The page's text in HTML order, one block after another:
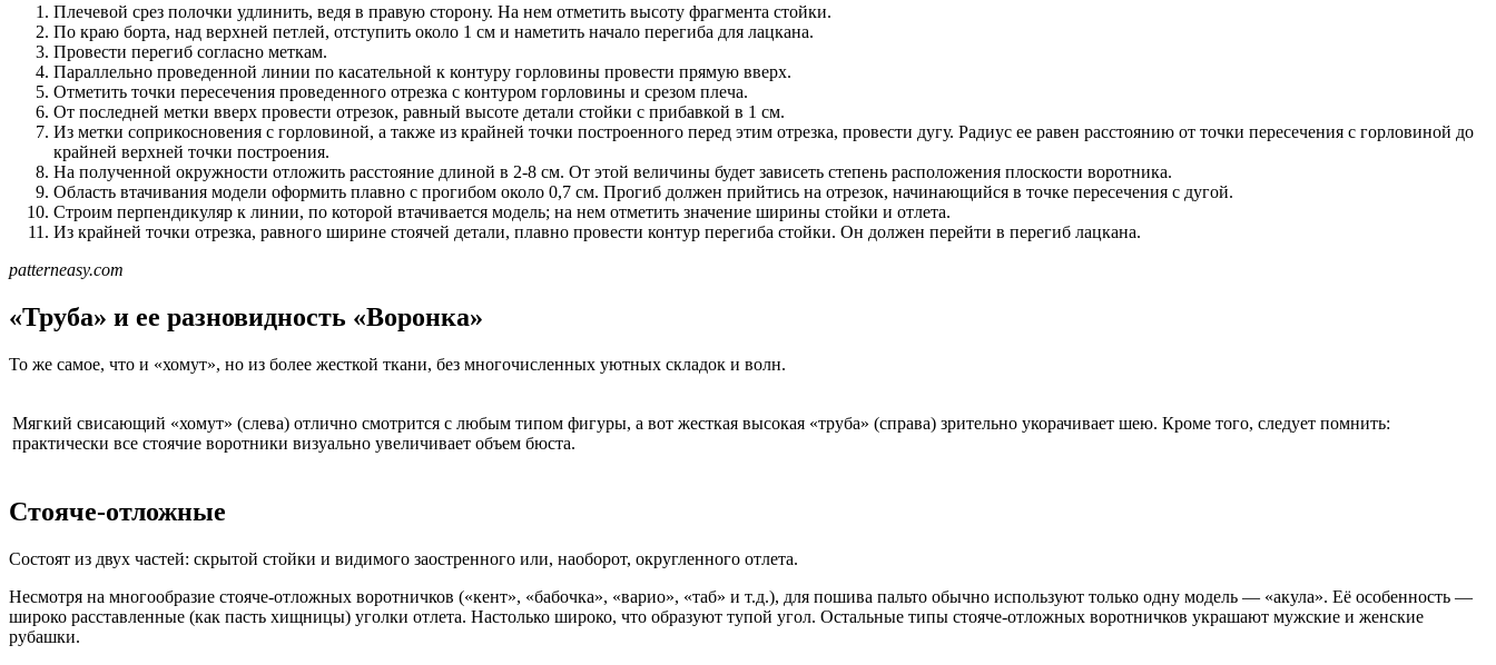
Плечевой срез полочки удлинить, ведя в правую сторону. На нем отметить высоту фрагмента стойки.
По краю борта, над верхней петлей, отступить около 1 см и наметить начало перегиба для лацкана.
Провести перегиб согласно меткам.
Параллельно проведенной линии по касательной к контуру горловины провести прямую вверх.
Отметить точки пересечения проведенного отрезка с контуром горловины и срезом плеча.
От последней метки вверх провести отрезок, равный высоте детали стойки с прибавкой в 1 см.
Из метки соприкосновения с горловиной, а также из крайней точки построенного перед этим отрезка, провести дугу. Радиус ее равен расстоянию от точки пересечения с горловиной до
крайней верхней точки построения.
На полученной окружности отложить расстояние длиной в 2-8 см. От этой величины будет зависеть степень расположения плоскости воротника.
Область втачивания модели оформить плавно с прогибом около 0,7 см. Прогиб должен прийтись на отрезок, начинающийся в точке пересечения с дугой.
Строим перпендикуляр к линии, по которой втачивается модель; на нем отметить значение ширины стойки и отлета.
Из крайней точки отрезка, равного ширине стоячей детали, плавно провести контур перегиба стойки. Он должен перейти в перегиб лацкана.
patterneasy.com
«Труба» и ее разновидность «Воронка»
То же самое, что и «хомут», но из более жесткой ткани, без многочисленных уютных складок и волн.
Мягкий свисающий «хомут» (слева) отлично смотрится с любым типом фигуры, а вот жесткая высокая «труба» (справа) зрительно укорачивает шею. Кроме того, следует помнить:
практически все стоячие воротники визуально увеличивает объем бюста.
Стояче-отложные
Состоят из двух частей: скрытой стойки и видимого заостренного или, наоборот, округленного отлета.
Несмотря на многообразие стояче-отложных воротничков («кент», «бабочка», «варио», «таб» и т.д.), для пошива пальто обычно используют только одну модель — «акула». Её особенность —
широко расставленные (как пасть хищницы) уголки отлета. Настолько широко, что образуют тупой угол. Остальные типы стояче-отложных воротничков украшают мужские и женские
рубашки.